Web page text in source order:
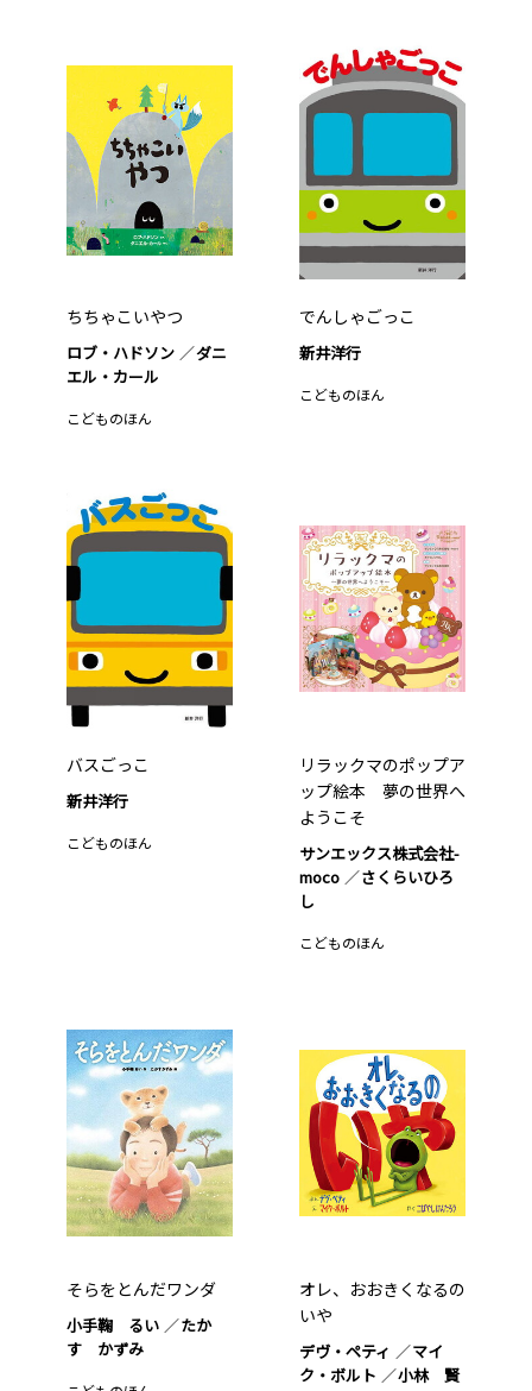
ちちゃこいやつ
ロブ・ハドソン
ダニ
エル・カール
こどものほん
でんしゃごっこ
新井洋行
こどものほん
バスごっこ
新井洋行
こどものほん
リラックマのポップア
ップ絵本 夢の世界へ
ようこそ
サンエックス株式会社-
moco
さくらいひろ
し
こどものほん
そらをとんだワンダ
小手鞠 るい
たか
す かずみ
オレ、おおきくなるの
いや
デヴ・ペティ
マイ
ク・ボルト
小林 賢